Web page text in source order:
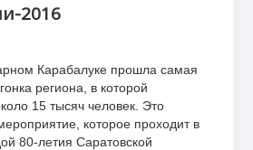
2016
Карабалуке прошла самая
региона, в которой
15 тысяч человек. Это
которое проходит в
80-летия Саратовской